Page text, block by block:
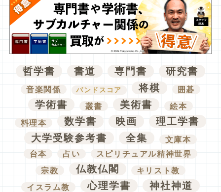
哲学書 書道 専門書 研究書
音楽関係 バンドスコア 将棋 囲碁
学術書 叢書 美術書
絵本
料理本
数学書 映画
理工学書
大学受験参考書
全集
文庫本
台本
占い
スピリチュアル精神世界
宗教
仏教仏閣
キリスト教
イスラム教
心理学書 神社神道